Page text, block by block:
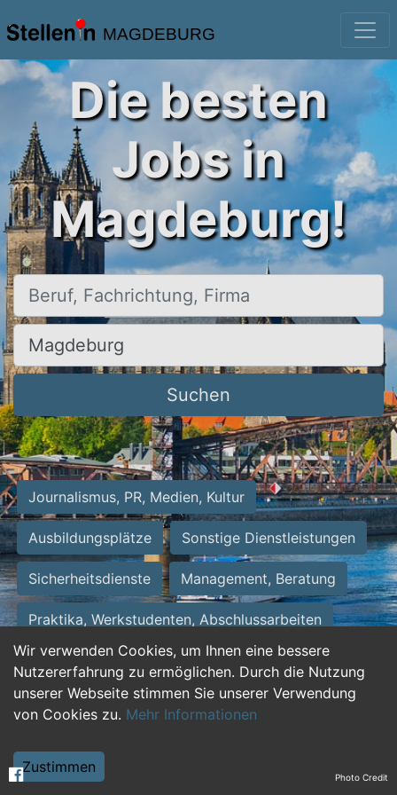
MAGDEBURG
Wir verwenden Cookies, um Ihnen eine bessere
Nutzererfahrung zu ermöglichen. Durch die Nutzung
unserer Webseite stimmen Sie unserer Verwendung
von Cookies zu. Mehr Informationen
Zustimmen
Die besten
Jobs in
Magdeburg!
Beruf, Fachrichtung, Firma
Ort, Stadt
Suchen
Journalismus, PR, Medien, Kultur
Ausbildungsplätze Sonstige Dienstleistungen
Sicherheitsdienste Management, Beratung
Praktika, Werkstudenten, Abschlussarbeiten
Personalwesen Assistenz, Sekretariat
Hilfskräfte, Aushilfs- und Nebenjobs
Weiterbildung, Studium, duale Ausbildung Photo Credit